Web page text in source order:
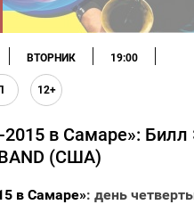
ВТОРНИК 19:00
12+
2015 в Самаре»: Билл
BAND (США)
в Самаре»: день